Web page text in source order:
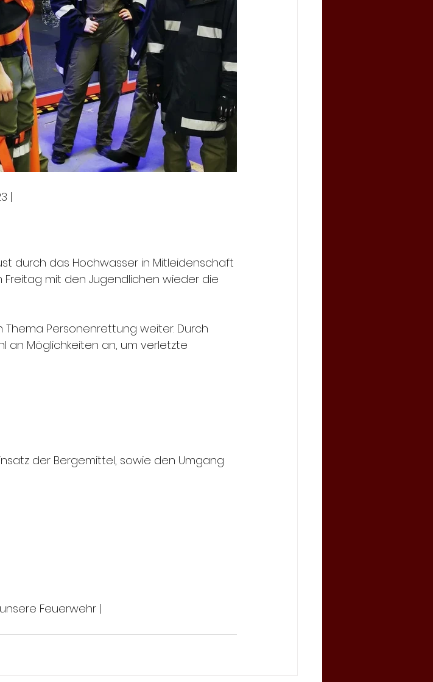
|
durch das Hochwasser in Mitleidenschaft
mit den Jugendlichen wieder die
Personenrettung weiter. Durch
an Möglichkeiten an, um verletzte
der Bergemittel, sowie den Umgang
Feuerwehr |